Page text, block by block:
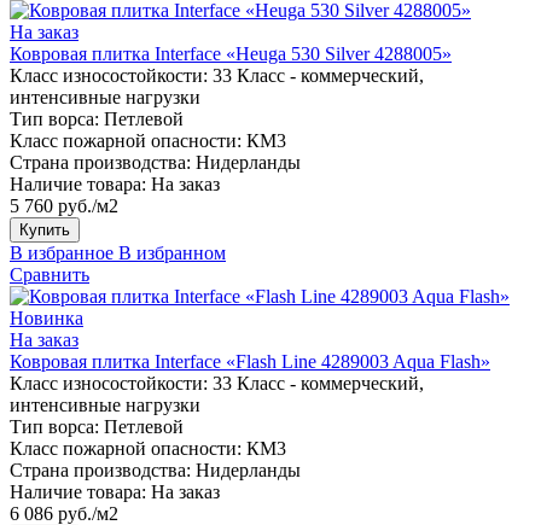
На заказ
Ковровая плитка Interface «Heuga 530 Silver 4288005»
Класс износостойкости: 33 Класс - коммерческий,
интенсивные нагрузки
Тип ворса: Петлевой
Класс пожарной опасности: КМ3
Страна производства: Нидерланды
Наличие товара: На заказ
5 760 руб./м2
Купить
В избранное В избранном
Сравнить
Новинка
На заказ
Ковровая плитка Interface «Flash Line 4289003 Aqua Flash»
Класс износостойкости: 33 Класс - коммерческий,
интенсивные нагрузки
Тип ворса: Петлевой
Класс пожарной опасности: КМ3
Страна производства: Нидерланды
Наличие товара: На заказ
6 086 руб./м2